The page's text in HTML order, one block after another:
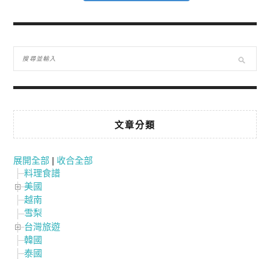
文章分類
展開全部 | 收合全部
料理食譜
美國
越南
雪梨
台灣旅遊
韓國
泰國